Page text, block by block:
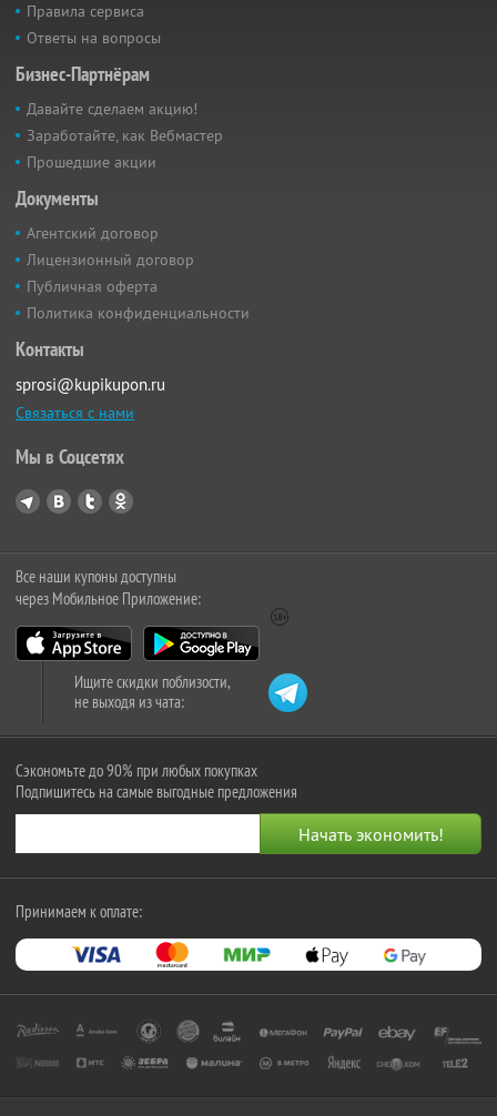
Правила сервиса
Ответы на вопросы
Бизнес-Партнёрам
Давайте сделаем акцию!
Заработайте, как Вебмастер
Прошедшие акции
Документы
Агентский договор
Лицензионный договор
Публичная оферта
Политика конфиденциальности
Контакты
sprosi@kupikupon.ru
Связаться с нами
Мы в Соцсетях
Все наши купоны доступны
через Мобильное Приложение:
Ищите скидки поблизости,
не выходя из чата:
Сэкономьте до 90% при любых покупках
Подпишитесь на самые выгодные предложения
Принимаем к оплате: